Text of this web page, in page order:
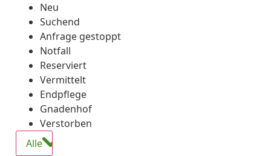
Neu
Suchend
Anfrage gestoppt
Notfall
Reserviert
Vermittelt
Endpflege
Gnadenhof
Verstorben
Alle